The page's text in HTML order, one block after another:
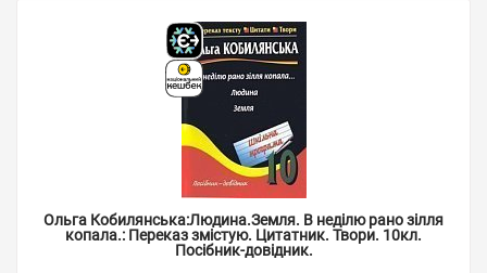
Ольга Кобилянська:Людина.Земля. В неділю рано зілля
копала.: Переказ змістую. Цитатник. Твори. 10кл.
Посібник-довідник.